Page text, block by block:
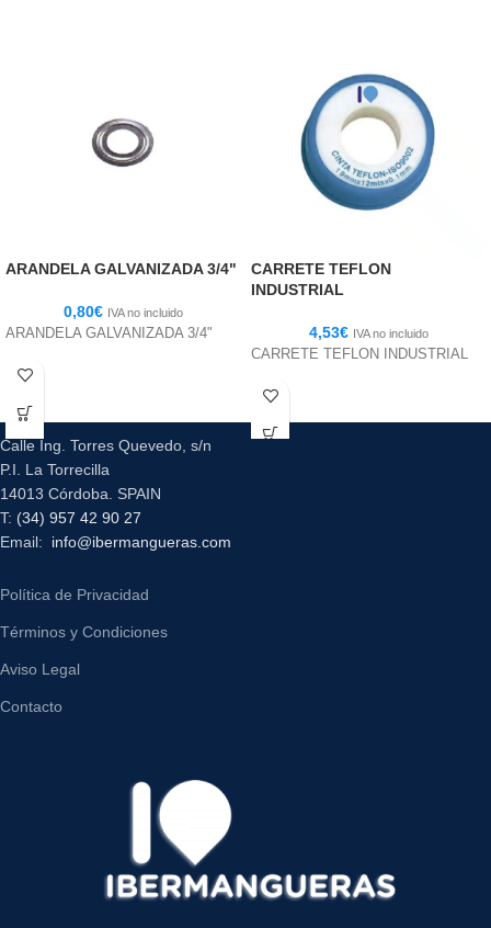
ARANDELA GALVANIZADA 3/4"
0,80€ IVA no incluido
ARANDELA GALVANIZADA 3/4"
CARRETE TEFLON
INDUSTRIAL
4,53€ IVA no incluido
CARRETE TEFLON INDUSTRIAL
Calle Ing. Torres Quevedo, s/n
P.I. La Torrecilla
14013 Córdoba. SPAIN
T: (34) 957 42 90 27
Email: info@ibermangueras.com
Política de Privacidad
Términos y Condiciones
Aviso Legal
Contacto